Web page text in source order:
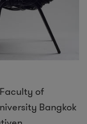
of
Bangkok